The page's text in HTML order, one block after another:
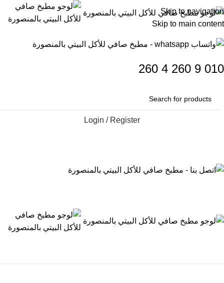
Skip to navigation
Skip to main content
010
9
4
Login / Register